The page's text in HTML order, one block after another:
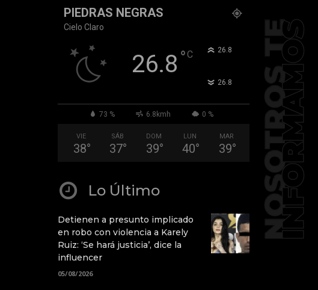
PIEDRAS NEGRAS
Cielo Claro
26.8 °C 26.8
26.8
73 % 6.8kmh 0 %
VIE
38°
SÁB
37°
DOM
39°
LUN
40°
MAR
39°
Lo Último
Detienen a presunto implicado
en robo con violencia a Karely
Ruiz: ‘Se hará justicia’, dice la
influencer
05/08/2026